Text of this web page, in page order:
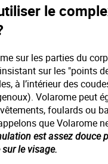
le
sur les parties du
sur les "points
à l’intérieur des
Volarome peut
foulards ou
que Volarome
est assez douce
le visage.